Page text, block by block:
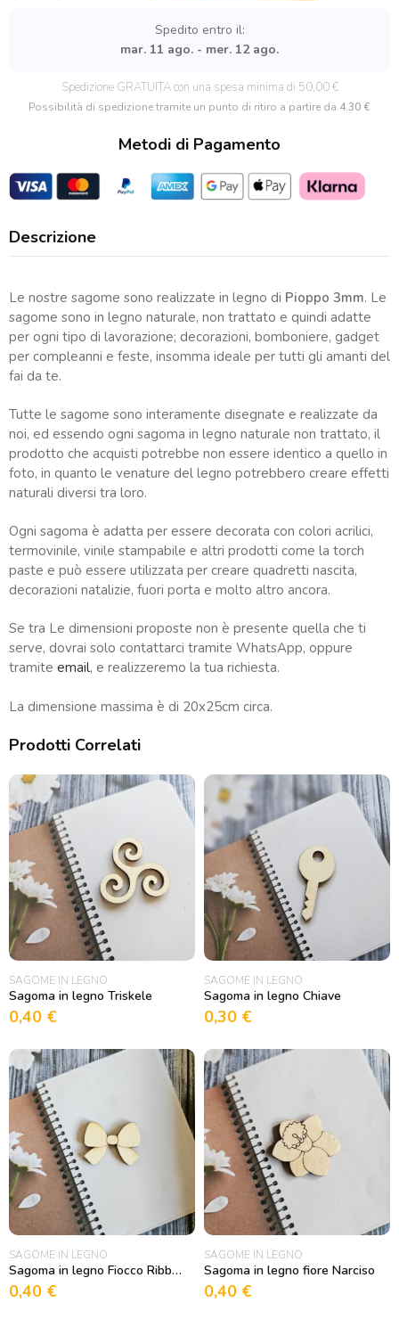
Spedito entro il:
mar. 11 ago. - mer. 12 ago.
Spedizione GRATUITA con una spesa minima di 50,00 €
Possibilità di spedizione tramite un punto di ritiro a partire da 4.30 €
Metodi di Pagamento
Descrizione
Le nostre sagome sono realizzate in legno di Pioppo 3mm. Le
sagome sono in legno naturale, non trattato e quindi adatte
per ogni tipo di lavorazione; decorazioni, bomboniere, gadget
per compleanni e feste, insomma ideale per tutti gli amanti del
fai da te.
Tutte le sagome sono interamente disegnate e realizzate da
noi, ed essendo ogni sagoma in legno naturale non trattato, il
prodotto che acquisti potrebbe non essere identico a quello in
foto, in quanto le venature del legno potrebbero creare effetti
naturali diversi tra loro.
Ogni sagoma è adatta per essere decorata con colori acrilici,
termovinile, vinile stampabile e altri prodotti come la torch
paste e può essere utilizzata per creare quadretti nascita,
decorazioni natalizie, fuori porta e molto altro ancora.
Se tra Le dimensioni proposte non è presente quella che ti
serve, dovrai solo contattarci tramite WhatsApp, oppure
tramite email, e realizzeremo la tua richiesta.
La dimensione massima è di 20x25cm circa.
Prodotti Correlati
SAGOME IN LEGNO
Sagoma in legno Triskele
0,40 €
SAGOME IN LEGNO
Sagoma in legno Chiave
0,30 €
SAGOME IN LEGNO
Sagoma in legno Fiocco Ribbon 2
0,40 €
SAGOME IN LEGNO
Sagoma in legno fiore Narciso
0,40 €